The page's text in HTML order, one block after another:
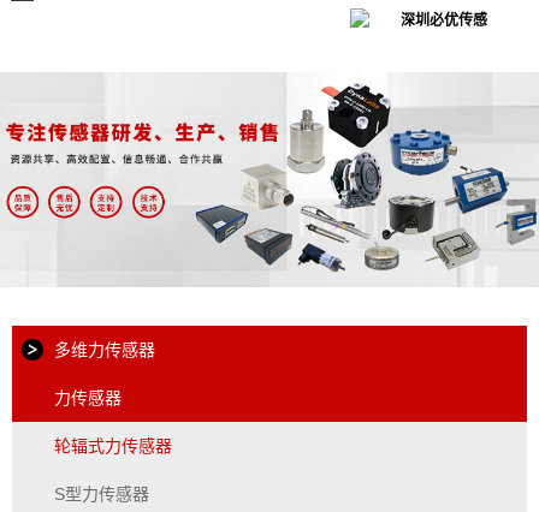
多维力传感器
力传感器
轮辐式力传感器
S型力传感器